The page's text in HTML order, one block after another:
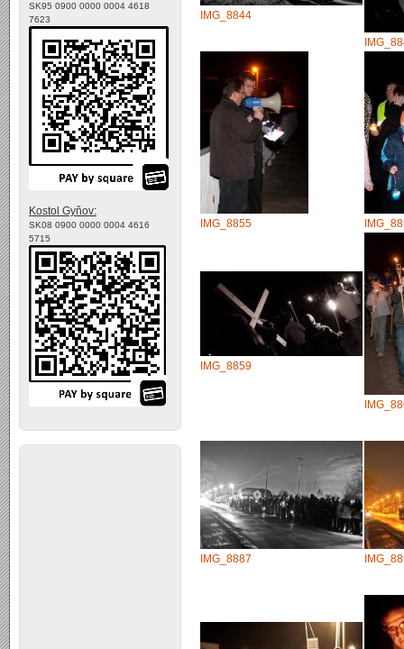
IMG_8844
IMG_8855
IMG_8859
IMG_8887
SK95 0900 0000 0004 4618
7623
Kostol Gyňov:
SK08 0900 0000 0004 4616
5715